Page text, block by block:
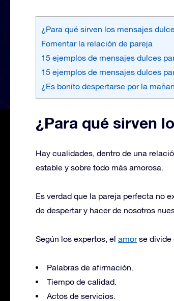
¿Para qué sirven los mensajes
Fomentar la relación de pareja
15 ejemplos de mensajes dulces
15 ejemplos de mensajes dulces
¿Es bonito despertarse por la
¿Para qué sirven
Hay cualidades, dentro de una
estable y sobre todo más amorosa.
Es verdad que la pareja perfecta no
de despertar y hacer de nosotros
Según los expertos, el amorse divide
Palabras de afirmación.
Tiempo de calidad.
Actos de servicios.